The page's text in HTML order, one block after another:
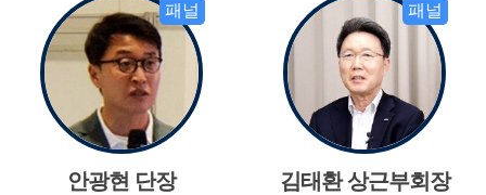
패널
안광현 단장
패널
김태환 상근부회장